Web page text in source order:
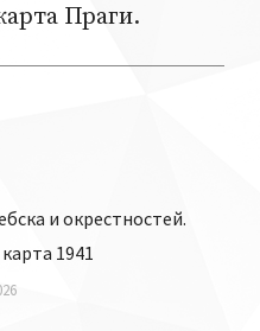
Праги.
и окрестностей.
1941